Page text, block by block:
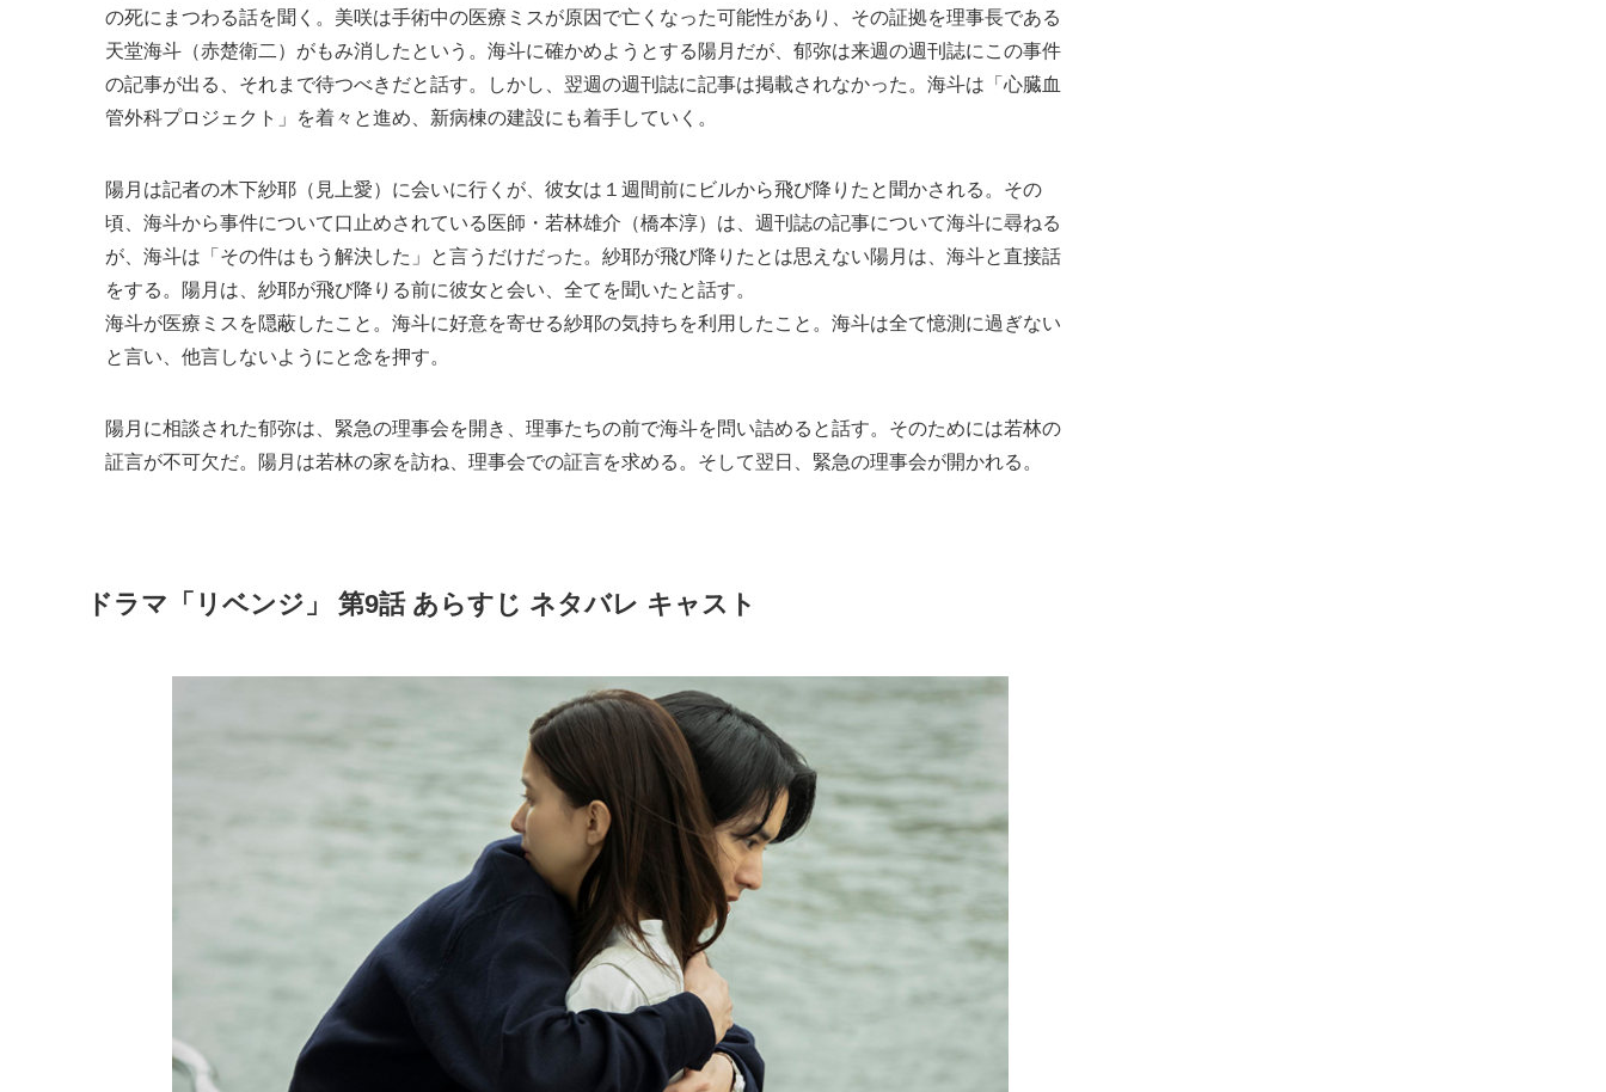
の死にまつわる話を聞く。美咲は手術中の医療ミスが原因で亡くなった可能性があり、その証拠を理事長である
天堂海斗（赤楚衛二）がもみ消したという。海斗に確かめようとする陽月だが、郁弥は来週の週刊誌にこの事件
の記事が出る、それまで待つべきだと話す。しかし、翌週の週刊誌に記事は掲載されなかった。海斗は「心臓血
管外科プロジェクト」を着々と進め、新病棟の建設にも着手していく。
陽月は記者の木下紗耶（見上愛）に会いに行くが、彼女は１週間前にビルから飛び降りたと聞かされる。その
頃、海斗から事件について口止めされている医師・若林雄介（橋本淳）は、週刊誌の記事について海斗に尋ねる
が、海斗は「その件はもう解決した」と言うだけだった。紗耶が飛び降りたとは思えない陽月は、海斗と直接話
をする。陽月は、紗耶が飛び降りる前に彼女と会い、全てを聞いたと話す。
海斗が医療ミスを隠蔽したこと。海斗に好意を寄せる紗耶の気持ちを利用したこと。海斗は全て憶測に過ぎない
と言い、他言しないようにと念を押す。
陽月に相談された郁弥は、緊急の理事会を開き、理事たちの前で海斗を問い詰めると話す。そのためには若林の
証言が不可欠だ。陽月は若林の家を訪ね、理事会での証言を求める。そして翌日、緊急の理事会が開かれる。
ドラマ「リベンジ」 第9話 あらすじ ネタバレ キャスト